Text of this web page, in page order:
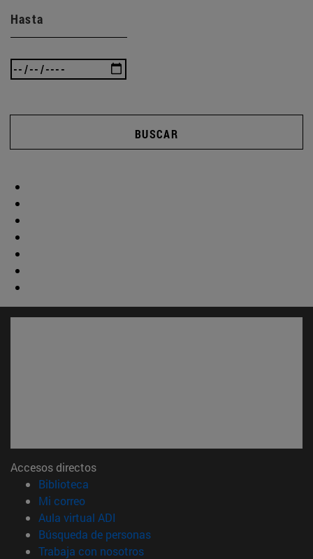
Hasta
BUSCAR
Accesos directos
Biblioteca
Mi correo(abre en nueva ventana)
Aula virtual ADI
Búsqueda de personas(abre en nueva ventana)
Trabaja con nosotros(abre en nueva ventana)